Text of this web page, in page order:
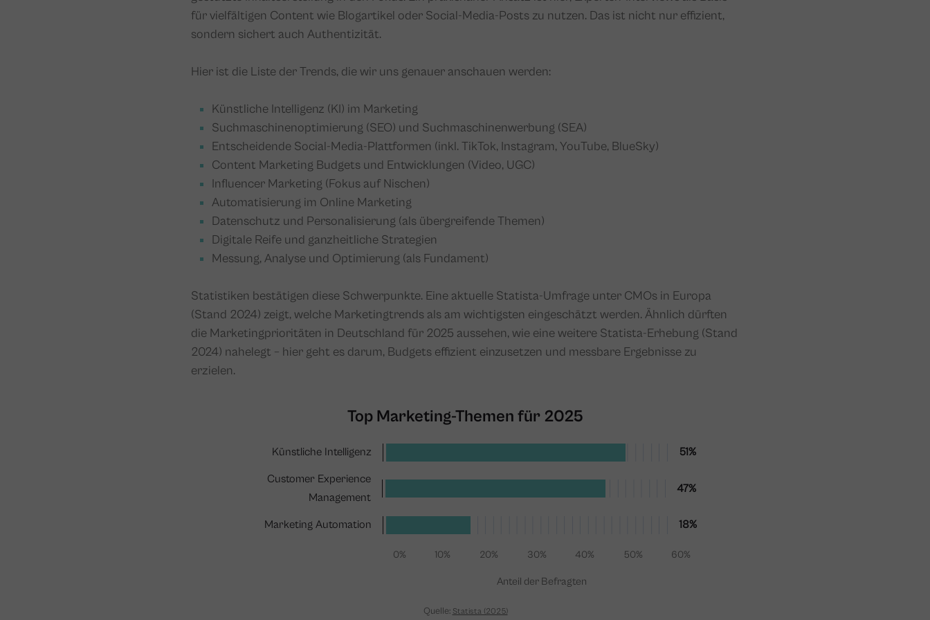
für vielfältigen Content wie Blogartikel oder Social-Media-Posts zu nutzen. Das ist nicht nur effizient,
sondern sichert auch Authentizität.
Hier ist die Liste der Trends, die wir uns genauer anschauen werden:
Künstliche Intelligenz (KI) im Marketing
Suchmaschinenoptimierung (SEO) und Suchmaschinenwerbung (SEA)
Entscheidende Social-Media-Plattformen (inkl. TikTok, Instagram, YouTube, BlueSky)
Content Marketing Budgets und Entwicklungen (Video, UGC)
Influencer Marketing (Fokus auf Nischen)
Automatisierung im Online Marketing
Datenschutz und Personalisierung (als übergreifende Themen)
Digitale Reife und ganzheitliche Strategien
Messung, Analyse und Optimierung (als Fundament)
Statistiken bestätigen diese Schwerpunkte. Eine aktuelle Statista-Umfrage unter CMOs in Europa
(Stand 2024) zeigt, welche Marketingtrends als am wichtigsten eingeschätzt werden. Ähnlich dürften
die Marketingprioritäten in Deutschland für 2025 aussehen, wie eine weitere Statista-Erhebung (Stand
2024) nahelegt – hier geht es darum, Budgets effizient einzusetzen und messbare Ergebnisse zu
erzielen.
Top Marketing-Themen für 2025
Künstliche Intelligenz 51%
Customer Experience
Management
47%
Marketing Automation 18%
0% 10% 20% 30% 40% 50% 60%
Anteil der Befragten
Quelle: Statista (2025)